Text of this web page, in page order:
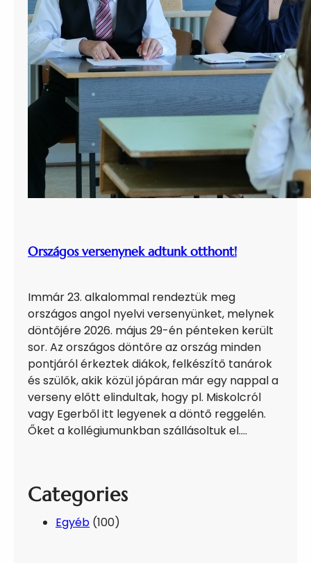
Országos versenynek adtunk otthont!
Immár 23. alkalommal rendeztük meg
országos angol nyelvi versenyünket, melynek
döntőjére 2026. május 29-én pénteken került
sor. Az országos döntőre az ország minden
pontjáról érkeztek diákok, felkészítő tanárok
és szülők, akik közül jópáran már egy nappal a
verseny előtt elindultak, hogy pl. Miskolcról
vagy Egerből itt legyenek a döntő reggelén.
Őket a kollégiumunkban szállásoltuk el.…
Categories
Egyéb (100)